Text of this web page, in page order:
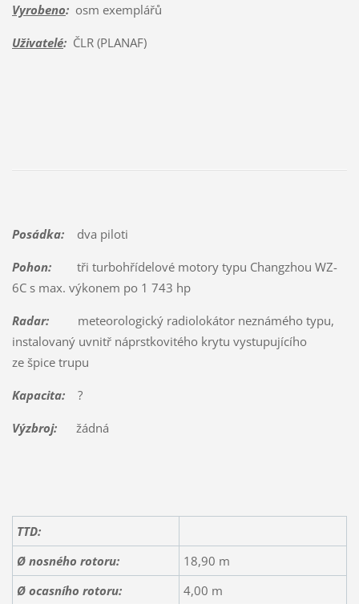
Vyrobeno:osm exemplářů
Uživatelé:ČLR (PLANAF)
Posádka:dva piloti
Pohon:tři turbohřídelové motory typu Changzhou WZ-
6C s max. výkonem po 1 743 hp
Radar:meteorologický radiolokátor neznámého typu,
instalovaný uvnitř náprstkovitého krytu vystupujícího
ze špice trupu
Kapacita:?
Výzbroj:žádná
TTD:
Ø nosného rotoru:
18,90 m
Ø ocasního rotoru:
4,00 m